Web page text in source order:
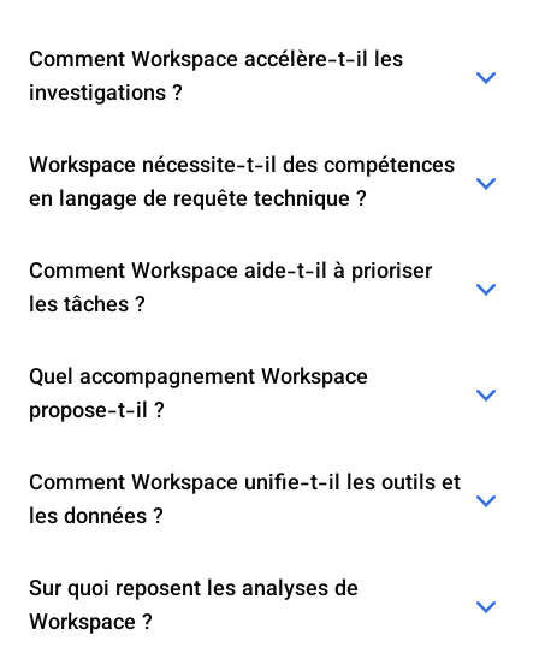
Comment Workspace accélère-t-il les
investigations ?
Workspace nécessite-t-il des compétences
en langage de requête technique ?
Comment Workspace aide-t-il à prioriser
les tâches ?
Quel accompagnement Workspace
propose-t-il ?
Comment Workspace unifie-t-il les outils et
les données ?
Sur quoi reposent les analyses de
Workspace ?